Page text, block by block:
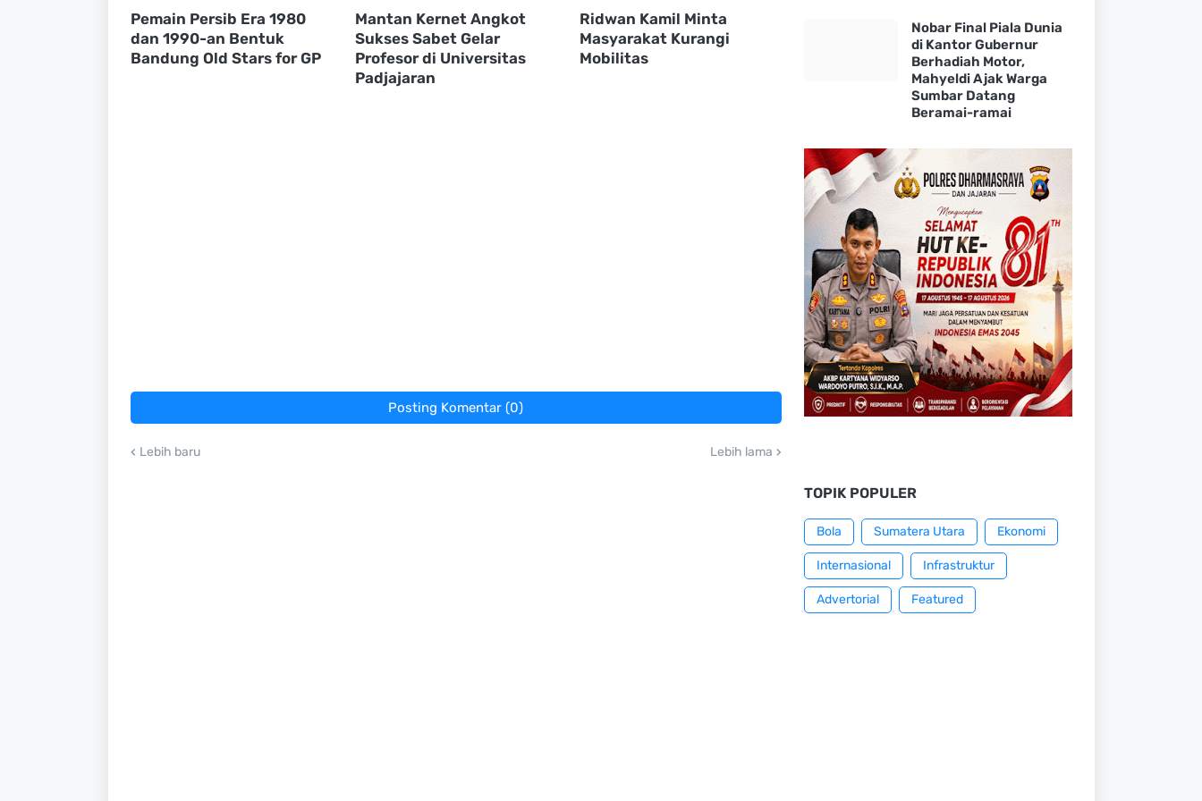
Pemain Persib Era 1980
dan 1990-an Bentuk
Bandung Old Stars for GP
Mantan Kernet Angkot
Sukses Sabet Gelar
Profesor di Universitas
Padjajaran
Ridwan Kamil Minta
Masyarakat Kurangi
Mobilitas
Posting Komentar (0)
Lebih baru Lebih lama
Nobar Final Piala Dunia
di Kantor Gubernur
Berhadiah Motor,
Mahyeldi Ajak Warga
Sumbar Datang
Beramai-ramai
TOPIK POPULER
Bola Sumatera Utara Ekonomi
Internasional Infrastruktur
Advertorial Featured